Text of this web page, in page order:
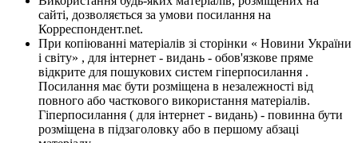
сайті, дозволяється за умови посилання на
Корреспондент.net.
При копіюванні матеріалів зі сторінки « Новини України
і світу» , для інтернет - видань - обов'язкове пряме
відкрите для пошукових систем гіперпосилання .
Посилання має бути розміщена в незалежності від
повного або часткового використання матеріалів.
Гіперпосилання ( для інтернет - видань) - повинна бути
розміщена в підзаголовку або в першому абзаці